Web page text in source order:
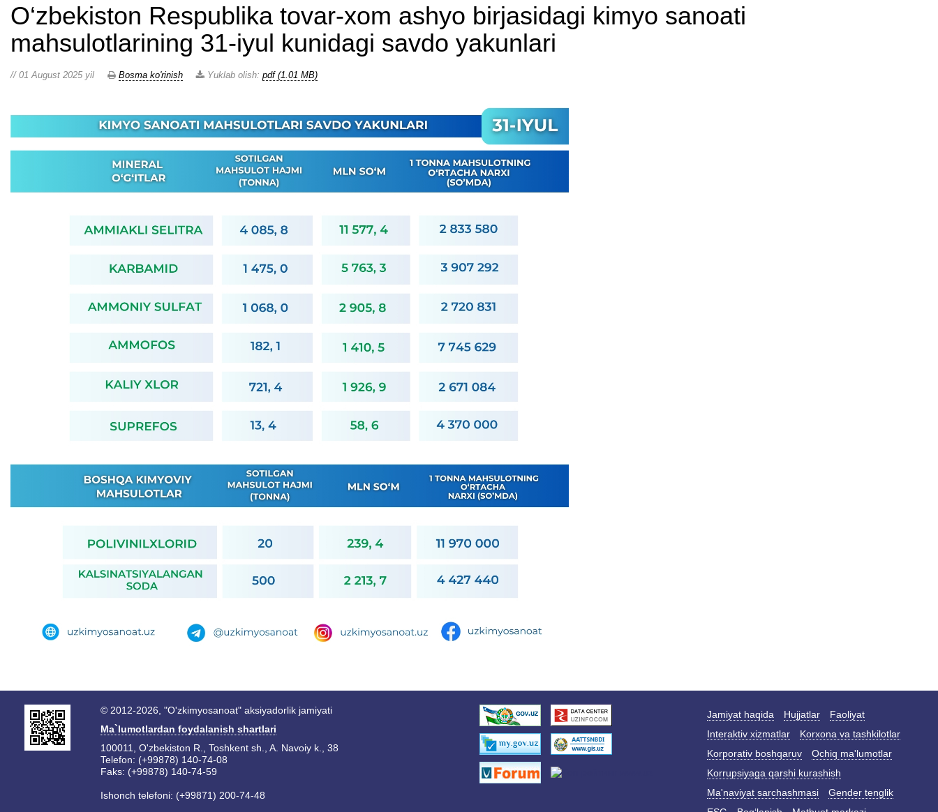
O‘zbekiston Respublika tovar-xom ashyo birjasidagi kimyo sanoati
mahsulotlarining 31-iyul kunidagi savdo yakunlari
// 01 August 2025 yil Bosma ko'rinish Yuklab olish: pdf (1.01 MB)
© 2012-2026, "O'zkimyosanoat" aksiyadorlik jamiyati
Ma`lumotlardan foydalanish shartlari
100011, O'zbekiston R., Toshkent sh., A. Navoiy k., 38
Telefon: (+99878) 140-74-08
Faks: (+99878) 140-74-59
Ishonch telefoni: (+99871) 200-74-48
Jamiyat haqida Hujjatlar
Faoliyat
Interaktiv xizmatlar
Korxona va tashkilotlar
Korporativ boshqaruv
Ochiq ma'lumotlar
Korrupsiyaga qarshi kurashish
Ma'naviyat sarchashmasi
Gender tenglik